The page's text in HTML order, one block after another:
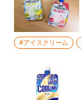
#アイスクリーム